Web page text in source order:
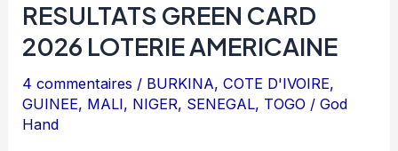
RESULTATS GREEN CARD
2026 LOTERIE AMERICAINE
4 commentaires / BURKINA,COTE D'IVOIRE,
GUINEE, MALI, NIGER, SENEGAL, TOGO /God
Hand